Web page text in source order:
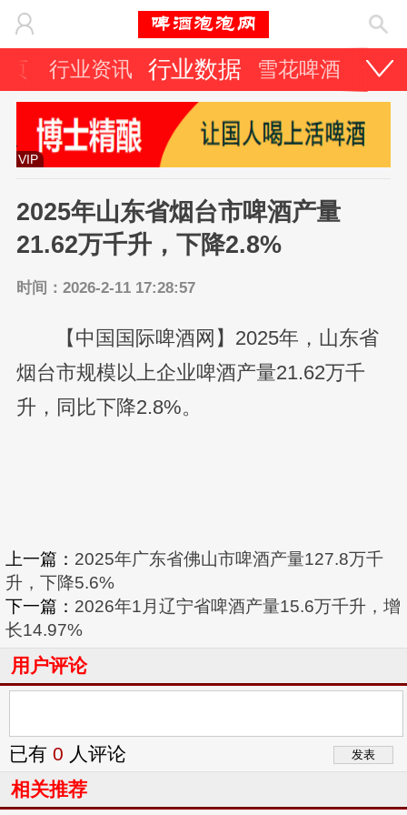
页 行业资讯 行业数据 雪花啤酒 青
VIP
2025年山东省烟台市啤酒产量
21.62万千升，下降2.8%
时间：2026-2-11 17:28:57
【中国国际啤酒网】2025年，山东省
烟台市规模以上企业啤酒产量21.62万千
升，同比下降2.8%。
上一篇： 2025年广东省佛山市啤酒产量127.8万千
升，下降5.6%
下一篇： 2026年1月辽宁省啤酒产量15.6万千升，增
长14.97%
用户评论
已有 0 人评论
相关推荐